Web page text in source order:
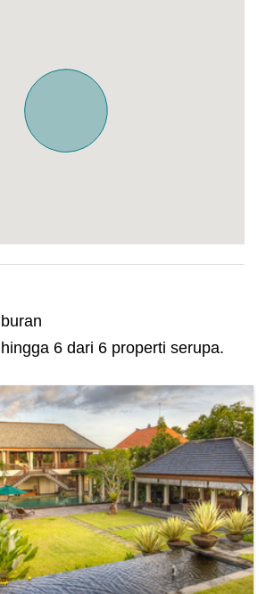
6 dari 6 properti serupa.